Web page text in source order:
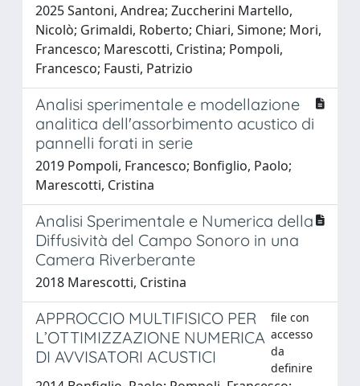
2025 Santoni, Andrea; Zuccherini Martello,
Nicolò; Grimaldi, Roberto; Chiari, Simone; Mori,
Francesco; Marescotti, Cristina; Pompoli,
Francesco; Fausti, Patrizio
Analisi sperimentale e modellazione
analitica dell'assorbimento acustico di
pannelli forati in serie
2019 Pompoli, Francesco; Bonfiglio, Paolo;
Marescotti, Cristina
Analisi Sperimentale e Numerica della
Diffusività del Campo Sonoro in una
Camera Riverberante
2018 Marescotti, Cristina
APPROCCIO MULTIFISICO PER
L’OTTIMIZZAZIONE NUMERICA
DI AVVISATORI ACUSTICI
file con
accesso
da
definire